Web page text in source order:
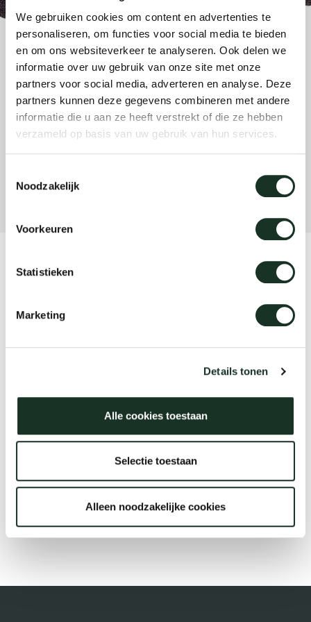
We gebruiken cookies om content en advertenties te
personaliseren, om functies voor social media te bieden
en om ons websiteverkeer te analyseren. Ook delen we
informatie over uw gebruik van onze site met onze
partners voor social media, adverteren en analyse. Deze
partners kunnen deze gegevens combineren met andere
informatie die u aan ze heeft verstrekt of die ze hebben
verzameld op basis van uw gebruik van hun services.
Noodzakelijk
Voorkeuren
Statistieken
Marketing
Details tonen
Alle cookies toestaan
Selectie toestaan
Alleen noodzakelijke cookies
local
vision
sessel
cm13/
cm15
cm21
cm22
uli
raw
jorre
ivan
dick
ineke
karel
Über Arco
CM11 - medium black
€54,99
Bestellen